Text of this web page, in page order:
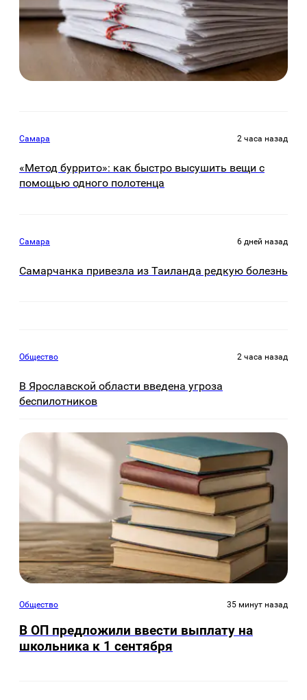
Самара 2 часа назад
«Метод буррито»: как быстро высушить вещи с
помощью одного полотенца
Самара 6 дней назад
Самарчанка привезла из Таиланда редкую болезнь
Общество 2 часа назад
В Ярославской области введена угроза
беспилотников
Общество 35 минут назад
В ОП предложили ввести выплату на
школьника к 1 сентября